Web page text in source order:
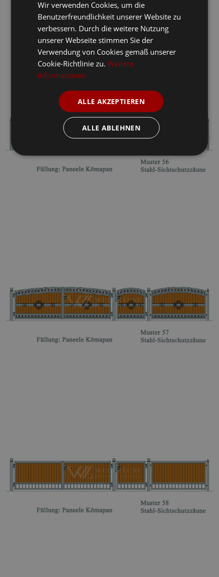
Wir verwenden Cookies, um die
Benutzerfreundlichkeit unserer Website zu
verbessern. Durch die weitere Nutzung
unserer Webseite stimmen Sie der
Verwendung von Cookies gemäß unserer
Cookie-Richtlinie zu.Weitere
Informationen
ALLE AKZEPTIEREN
ALLE ABLEHNEN